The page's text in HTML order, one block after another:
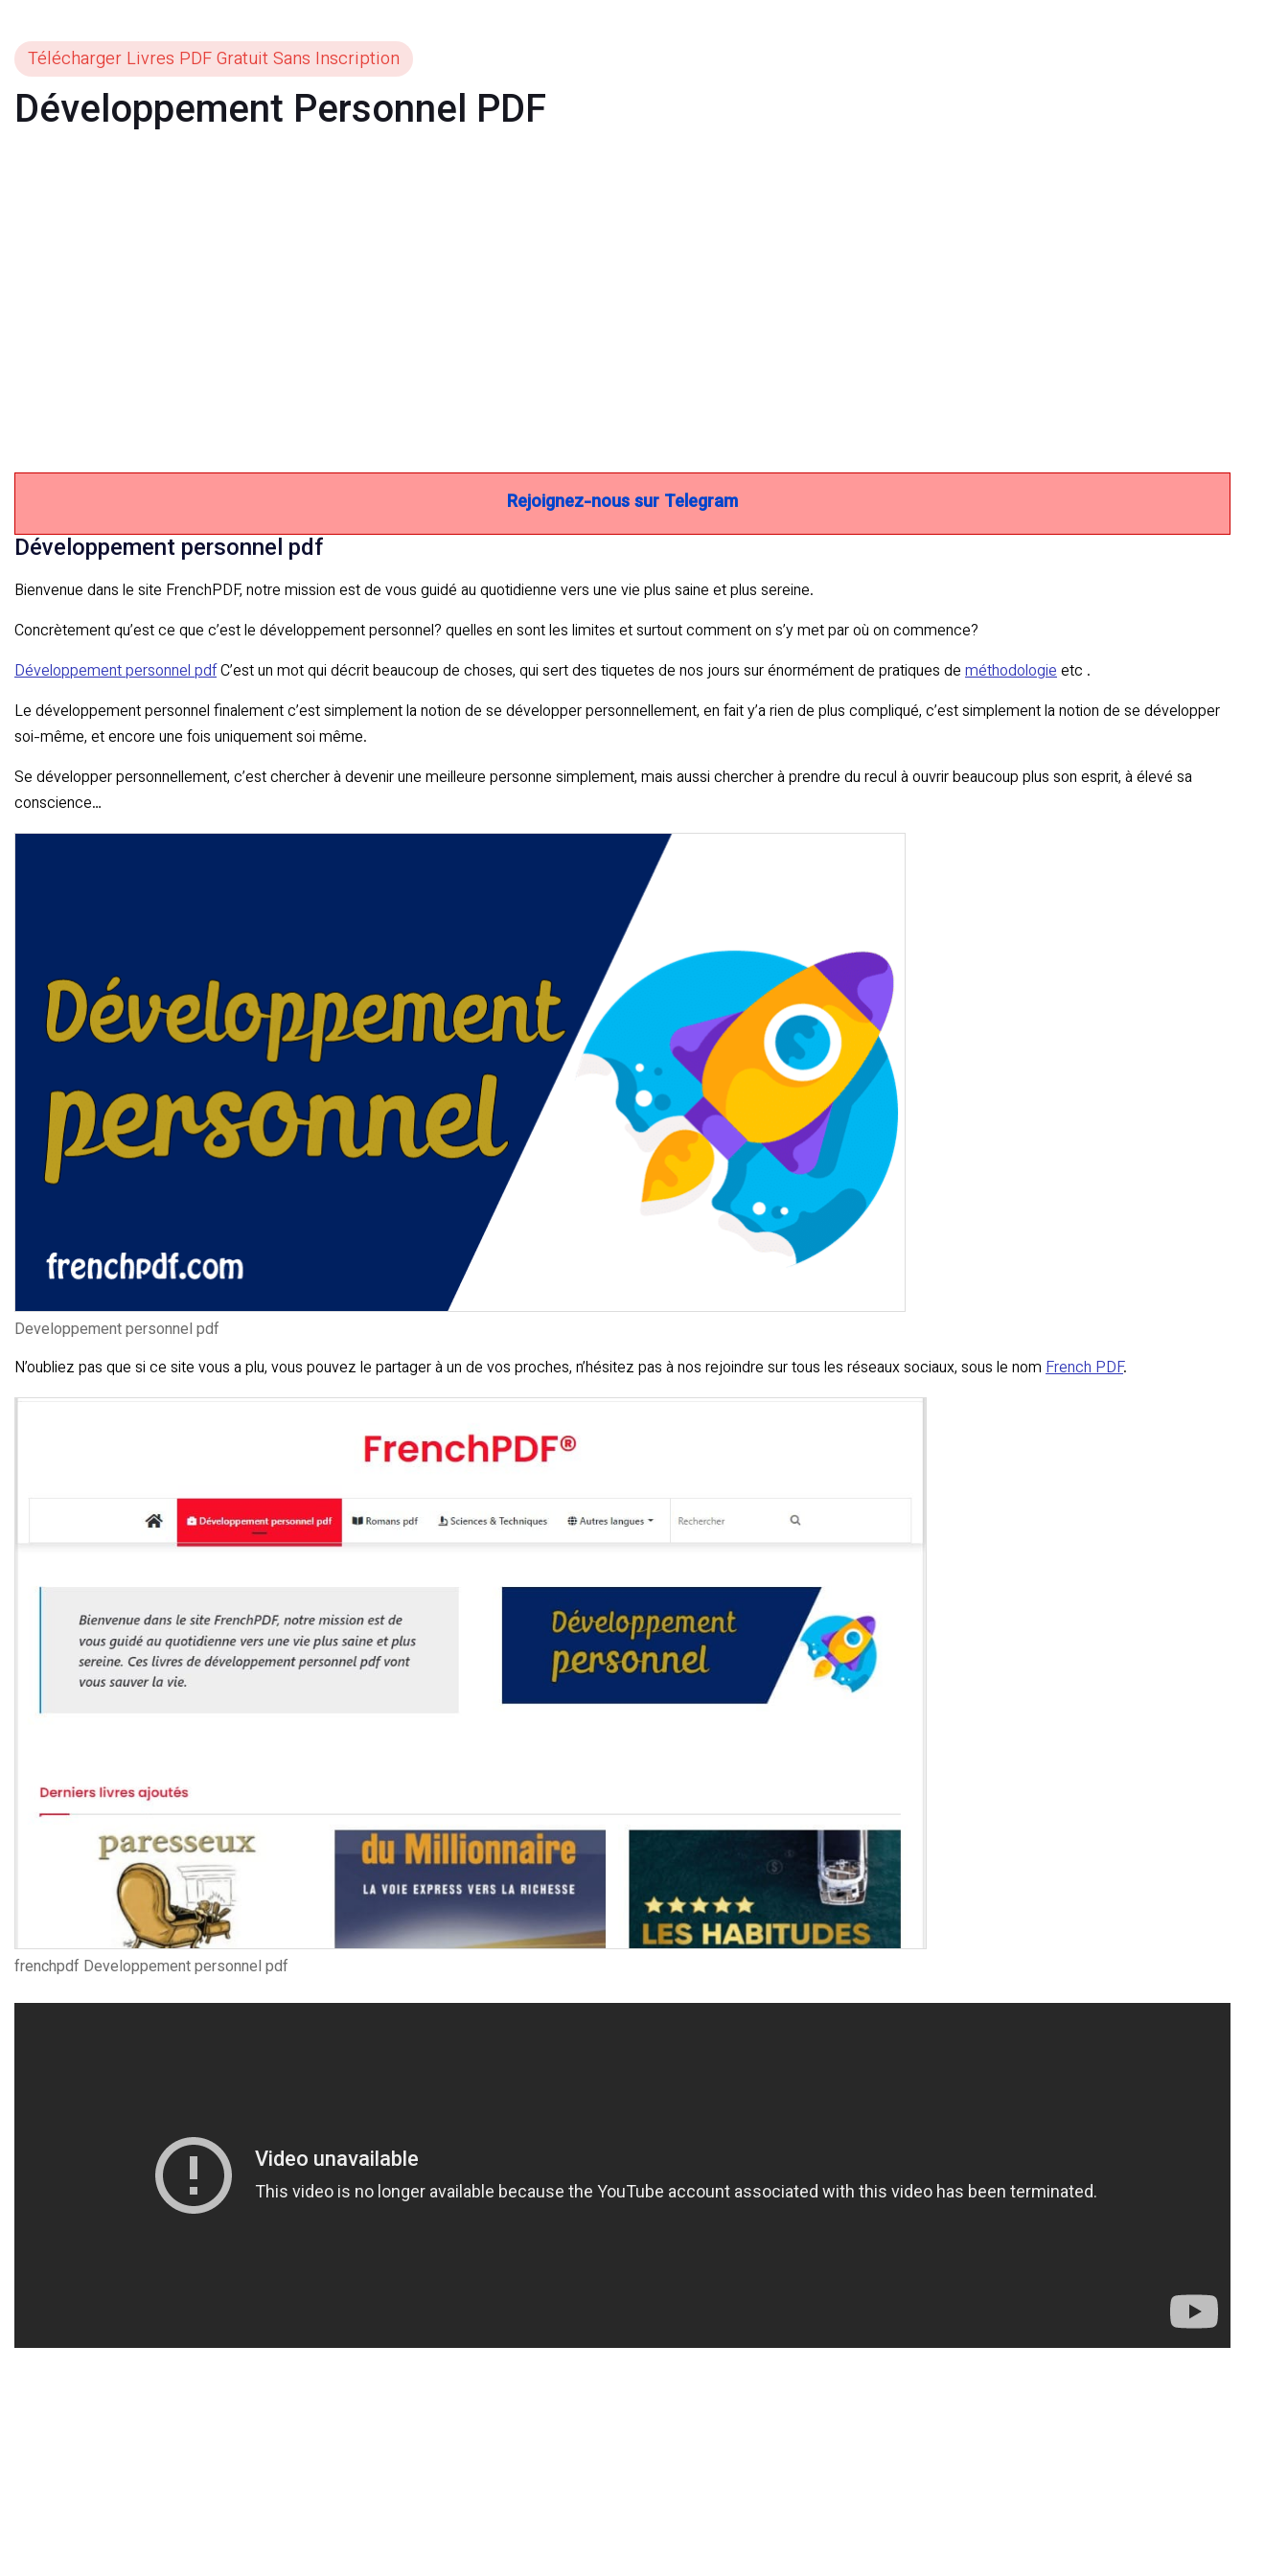
Télécharger Livres PDF Gratuit Sans Inscription
Développement Personnel PDF
Rejoignez-nous sur Telegram
Développement personnel pdf
Bienvenue dans le site FrenchPDF, notre mission est de vous guidé au quotidienne vers une vie plus saine et plus sereine.
Concrètement qu’est ce que c’est le développement personnel? quelles en sont les limites et surtout comment on s’y met par où on commence?
Développement personnel pdfC’est un mot qui décrit beaucoup de choses, qui sert des tiquetes de nos jours sur énormément de pratiques de méthodologieetc .
Le développement personnel finalement c’est simplement la notion de se développer personnellement, en fait y’a rien de plus compliqué, c’est simplement la notion de se développer
soi-même, et encore une fois uniquement soi même.
Se développer personnellement, c’est chercher à devenir une meilleure personne simplement, mais aussi chercher à prendre du recul à ouvrir beaucoup plus son esprit, à élevé sa
conscience…
Developpement personnel pdf
N’oubliez pas que si ce site vous a plu, vous pouvez le partager à un de vos proches, n’hésitez pas à nos rejoindre sur tous les réseaux sociaux, sous le nom French PDF.
frenchpdf Developpement personnel pdf